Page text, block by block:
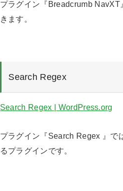
プラグイン『Breadcrumb
きます。
Search Regex
Search Regex | WordPress.org
プラグイン『Search Regex 』で
るプラグインです。